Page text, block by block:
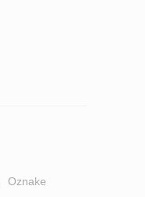
Oznake